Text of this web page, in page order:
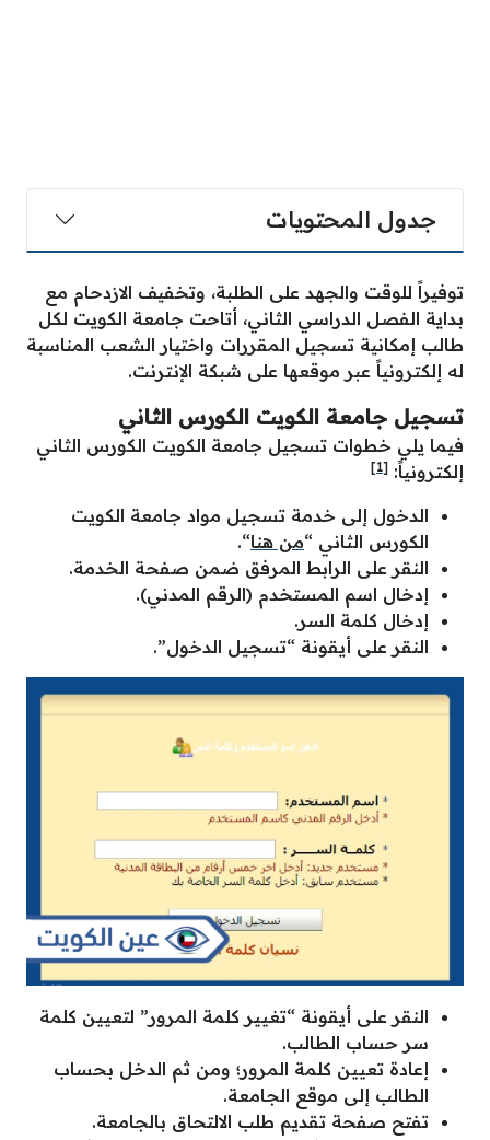
جدول المحتويات
توفيراً للوقت والجهد على الطلبة، وتخفيف الازدحام مع
بداية الفصل الدراسي الثاني، أتاحت جامعة الكويت لكل
طالب إمكانية تسجيل المقررات واختيار الشعب المناسبة
له إلكترونياً عبر موقعها على شبكة الإنترنت.
تسجيل جامعة الكويت الكورس الثاني
فيما يلي خطوات تسجيل جامعة الكويت الكورس الثاني
إلكترونياً: [1]
الدخول إلى خدمة تسجيل مواد جامعة الكويت
الكورس الثاني “من هنا“.
النقر على الرابط المرفق ضمن صفحة الخدمة.
إدخال اسم المستخدم (الرقم المدني).
إدخال كلمة السر.
النقر على أيقونة “تسجيل الدخول”.
النقر على أيقونة “تغيير كلمة المرور” لتعيين كلمة
سر حساب الطالب.
إعادة تعيين كلمة المرور؛ ومن ثم الدخل بحساب
الطالب إلى موقع الجامعة.
تفتح صفحة تقديم طلب الالتحاق بالجامعة.